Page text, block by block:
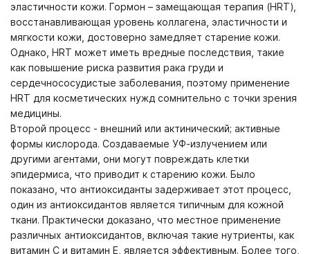
эластичности кожи. Гормон – замещающая терапия (HRT),
восстанавливающая уровень коллагена, эластичности и
мягкости кожи, достоверно замедляет старение кожи.
Однако,
HRT может иметь вредные последствия, такие
как повышение риска развития рака груди и
сердечнососудистые заболевания, поэтому применение
HRT для косметических нужд сомнительно с точки зрения
медицины.
Второй процесс - внешний или актинический; активные
формы кислорода. Создаваемые УФ-излучением или
другими агентами, они могут повреждать клетки
эпидермиса, что приводит к старению кожи. Было
показано, что антиоксиданты задерживает этот процесс,
один из антиоксидантов является типичным для кожной
ткани. Практически доказано, что местное применение
различных антиоксидантов, включая такие нутриенты, как
витамин С и витамин Е, является эффективным. Более того,